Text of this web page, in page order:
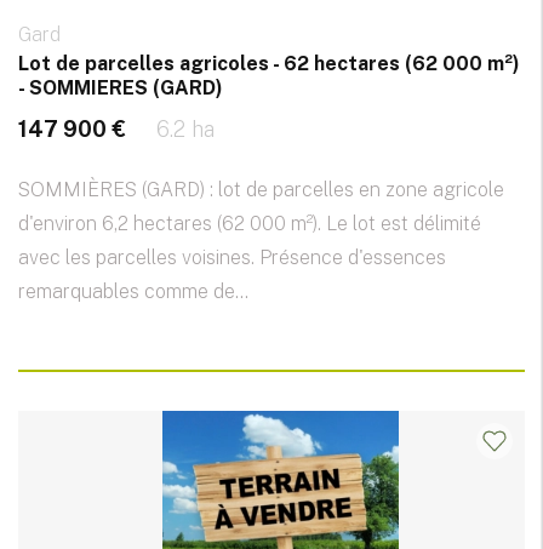
Gard
Lot de parcelles agricoles - 62 hectares (62 000 m²)
- SOMMIERES (GARD)
147 900 € 6.2 ha
SOMMIÈRES (GARD) : lot de parcelles en zone agricole
d'environ 6,2 hectares (62 000 m²). Le lot est délimité
avec les parcelles voisines. Présence d'essences
remarquables comme de...